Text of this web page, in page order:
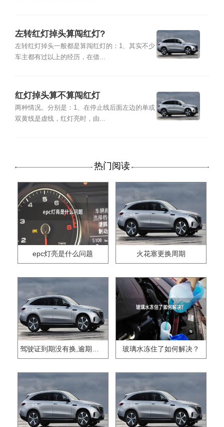
左转红灯掉头算闯红灯?
左转红灯掉头一般都是算闯红灯的：1、其实不少
车主都有过以上的经历，在借...
红灯掉头算不算闯红灯
两种情况。分别是：1、在停止线后面左边的单或
双黄线是虚线，红灯亮时，由...
热门阅读
epc灯亮是什么问题 火花塞更换周期
驾驶证到期没有换,逾期怎么办?? 玻璃水冻住了如何解决？